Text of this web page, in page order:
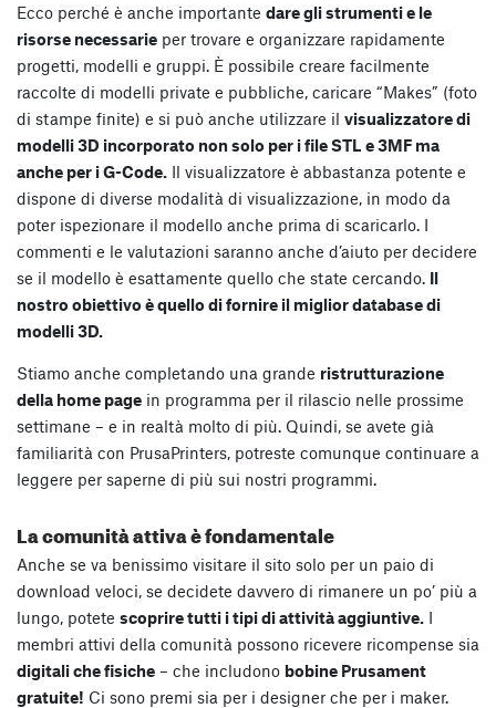
Ecco perché è anche importante dare gli strumenti e le
risorse necessarie per trovare e organizzare rapidamente
progetti, modelli e gruppi. È possibile creare facilmente
raccolte di modelli private e pubbliche, caricare “Makes” (foto
di stampe finite) e si può anche utilizzare il visualizzatore di
modelli 3D incorporato non solo per i file STL e 3MF ma
anche per i G-Code. Il visualizzatore è abbastanza potente e
dispone di diverse modalità di visualizzazione, in modo da
poter ispezionare il modello anche prima di scaricarlo. I
commenti e le valutazioni saranno anche d’aiuto per decidere
se il modello è esattamente quello che state cercando. Il
nostro obiettivo è quello di fornire il miglior database di
modelli 3D.
Stiamo anche completando una grande ristrutturazione
della home page in programma per il rilascio nelle prossime
settimane – e in realtà molto di più. Quindi, se avete già
familiarità con PrusaPrinters, potreste comunque continuare a
leggere per saperne di più sui nostri programmi.
La comunità attiva è fondamentale
Anche se va benissimo visitare il sito solo per un paio di
download veloci, se decidete davvero di rimanere un po’ più a
lungo, potete scoprire tutti i tipi di attività aggiuntive. I
membri attivi della comunità possono ricevere ricompense sia
digitali che fisiche – che includono bobine Prusament
gratuite! Ci sono premi sia per i designer che per i maker.